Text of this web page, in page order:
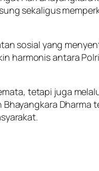
sekaligus
sosial yang
harmonis antara
tetapi juga
Dharma